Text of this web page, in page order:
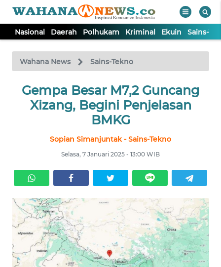
Nasional Daerah Polhukam Kriminal Ekuin Sains-
Wahana News Sains-Tekno
Gempa Besar M7,2 Guncang
Xizang, Begini Penjelasan
BMKG
Sopian Simanjuntak - Sains-Tekno
Selasa, 7 Januari 2025 - 13:00 WIB
TV
Tutup
NASIONAL
POLHUKAM
KRIMINAL
EKUIN
SAINS-TEKNO
KESEHATAN